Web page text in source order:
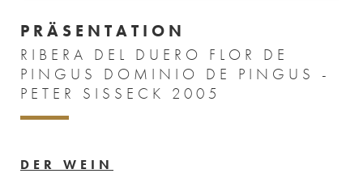
PRÄSENTATION
RIBERA DEL DUERO FLOR DE
PINGUS DOMINIO DE PINGUS -
PETER SISSECK 2005
DER WEIN